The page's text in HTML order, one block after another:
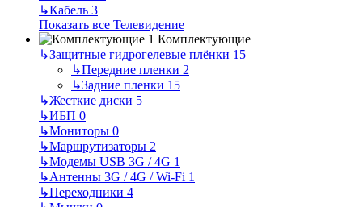
↳Кабель 3
Показать все Телевидение
Комплектующие
↳Защитные гидрогелевые плёнки 15
↳Передние пленки 2
↳Задние пленки 15
↳Жесткие диски 5
↳ИБП 0
↳Мониторы 0
↳Маршрутизаторы 2
↳Модемы USB 3G / 4G 1
↳Антенны 3G / 4G / Wi-Fi 1
↳Переходники 4